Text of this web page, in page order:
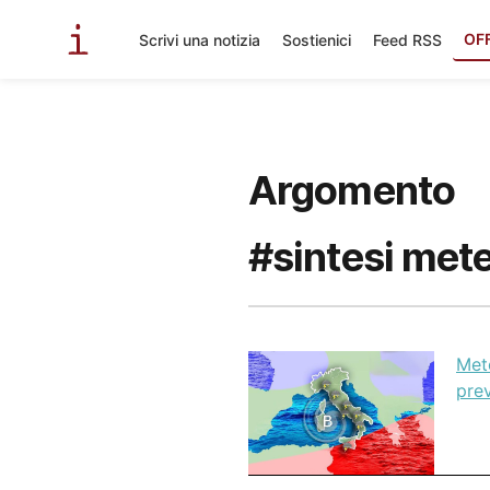
Scrivi una notizia Sostienici Feed RSS
Argomento
#sintesi